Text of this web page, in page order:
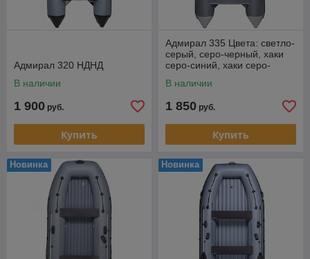
Адмирал 320 НДНД
В наличии
1 900 руб.
Купить
Адмирал 335 Цвета: светло-
серый, серо-черный, хаки
серо-синий, хаки серо-
В наличии
1 850 руб.
Купить
Новинка Новинка